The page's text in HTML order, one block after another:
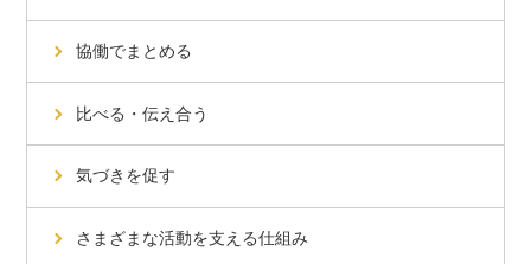
協働でまとめる
比べる・伝え合う
気づきを促す
さまざまな活動を支える仕組み